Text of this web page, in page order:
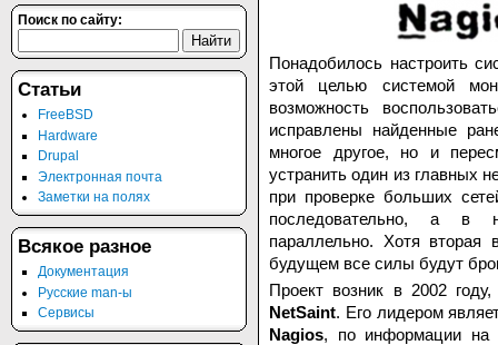
Понадобилось настроить
этой целью системой
возможность
исправлены найденные
многое другое, но и
устранить один из главных
при проверке больших
последовательно, а в
параллельно. Хотя вторая
будущем все силы будут
Проект возник в 2002
NetSaint. Его лидером
Nagios, по информации на
Поиск по сайту:
Статьи
FreeBSD
Hardware
Drupal
Электронная почта
Заметки на полях
Всякое разное
Документация
Русские man-ы
Сервисы